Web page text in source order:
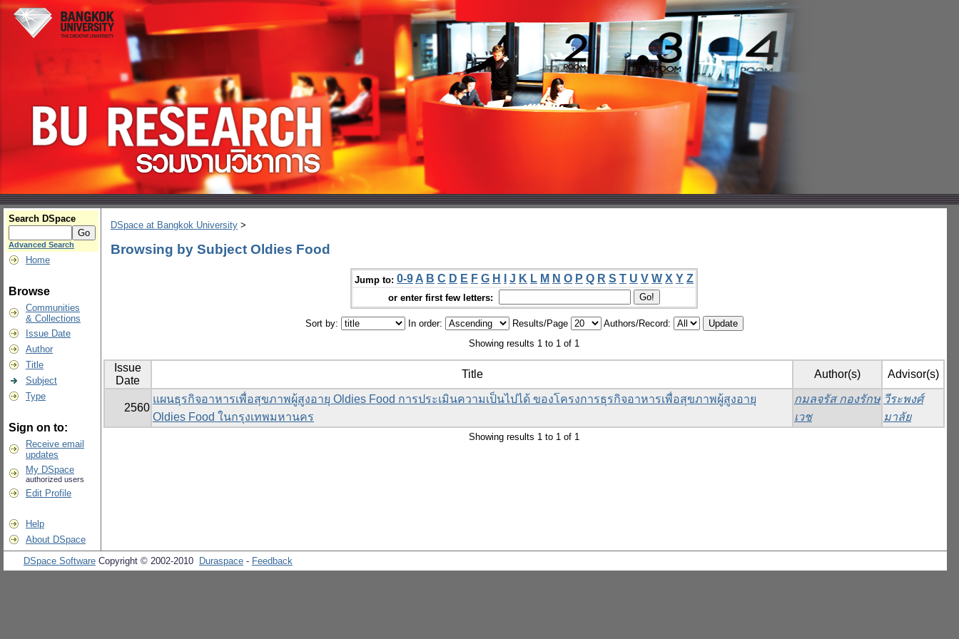
Search DSpace
Advanced Search
Home
Browse
Communities
& Collections
Issue Date
Author
Title
Subject
Type
Sign on to:
Receive email
updates
My DSpace
authorized users
Edit Profile
Help
About DSpace
DSpace at Bangkok University >
Browsing by Subject Oldies Food
Jump to: 0-9 A B C D E F G H J K L M N O P Q R S T U V W X Y Z
or enter first few letters:
Sort by: In order: Results/Page
Authors/Record:
Showing results 1 to 1 of 1
Issue
Date
Title Author(s) Advisor(s)
2560
แผนธุรกิจอาหารเพื่อสุขภาพผู้สูงอายุ Oldies Food การประเมินความเป็นไปได้ ของโครงการธุรกิจอาหารเพื่อสุขภาพผู้สูงอายุ
Oldies Food ในกรุงเทพมหานคร
กมลจรัส กองรักษ
เวช
วีระพงศ์
มาลัย
Showing results 1 to 1 of 1
DSpace Software Copyright © 2002-2010 Duraspace - Feedback